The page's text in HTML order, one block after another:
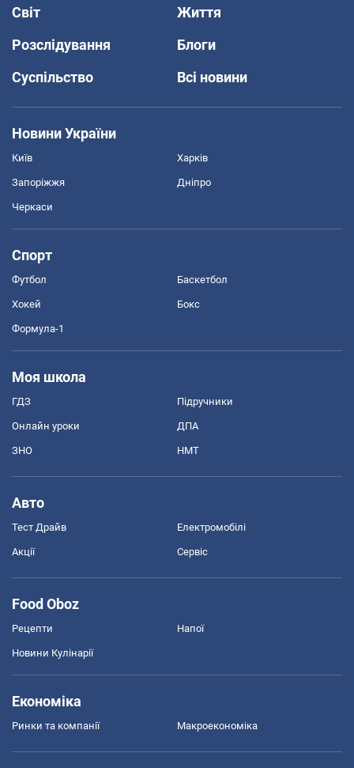
Світ
Життя
Розслідування
Блоги
Суспільство
Всі новини
Новини України
Київ Харків
Запоріжжя Дніпро
Черкаси
Спорт
Футбол Баскетбол
Хокей Бокс
Формула-1
Моя школа
ГДЗ Підручники
Онлайн уроки ДПА
ЗНО НМТ
Авто
Тест Драйв Електромобілі
Акції Сервіс
Food Oboz
Рецепти Напої
Новини Кулінарії
Економіка
Ринки та компанії Макроекономіка